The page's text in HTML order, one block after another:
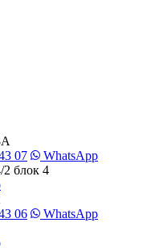
07
WhatsApp
блок 4
06
WhatsApp